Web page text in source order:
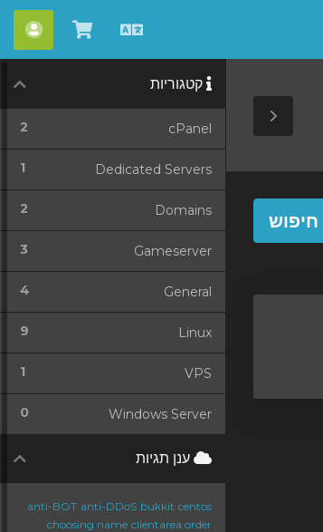
עבריתצפייה
בעגלת
Toggle
Sidebar
קטגוריות
2 cPanel
1 Dedicated Servers
2 Domains
3 Gameserver
4 General
9 Linux
1 VPS
0 Windows Server
ענן תגיות
anti-BOT anti-DDoS bukkit centos
choosing name clientarea order